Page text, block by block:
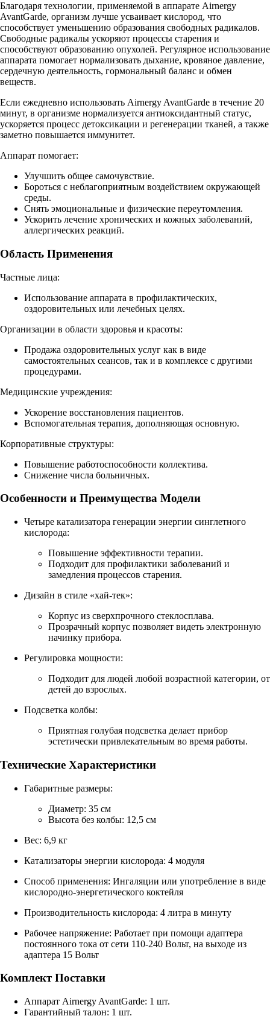
Благодаря технологии, применяемой в аппарате Airnergy
AvantGarde, организм лучше усваивает кислород, что
способствует уменьшению образования свободных радикалов.
Свободные радикалы ускоряют процессы старения и
способствуют образованию опухолей. Регулярное использование
аппарата помогает нормализовать дыхание, кровяное давление,
сердечную деятельность, гормональный баланс и обмен
веществ.
Если ежедневно использовать Airnergy AvantGarde в течение 20
минут, в организме нормализуется антиоксидантный статус,
ускоряется процесс детоксикации и регенерации тканей, а также
заметно повышается иммунитет.
Аппарат помогает:
Улучшить общее самочувствие.
Бороться с неблагоприятным воздействием окружающей
среды.
Снять эмоциональные и физические переутомления.
Ускорить лечение хронических и кожных заболеваний,
аллергических реакций.
Область Применения
Частные лица:
Использование аппарата в профилактических,
оздоровительных или лечебных целях.
Организации в области здоровья и красоты:
Продажа оздоровительных услуг как в виде
самостоятельных сеансов, так и в комплексе с другими
процедурами.
Медицинские учреждения:
Ускорение восстановления пациентов.
Вспомогательная терапия, дополняющая основную.
Корпоративные структуры:
Повышение работоспособности коллектива.
Снижение числа больничных.
Особенности и Преимущества Модели
Четыре катализатора генерации энергии синглетного
кислорода:
Повышение эффективности терапии.
Подходит для профилактики заболеваний и
замедления процессов старения.
Дизайн в стиле «хай-тек»:
Корпус из сверхпрочного стеклосплава.
Прозрачный корпус позволяет видеть электронную
начинку прибора.
Регулировка мощности:
Подходит для людей любой возрастной категории, от
детей до взрослых.
Подсветка колбы:
Приятная голубая подсветка делает прибор
эстетически привлекательным во время работы.
Технические Характеристики
Габаритные размеры:
Диаметр: 35 см
Высота без колбы: 12,5 см
Вес: 6,9 кг
Катализаторы энергии кислорода: 4 модуля
Способ применения: Ингаляции или употребление в виде
кислородно-энергетического коктейля
Производительность кислорода: 4 литра в минуту
Рабочее напряжение: Работает при помощи адаптера
постоянного тока от сети 110-240 Вольт, на выходе из
адаптера 15 Вольт
Комплект Поставки
Аппарат Airnergy AvantGarde: 1 шт.
Гарантийный талон: 1 шт.